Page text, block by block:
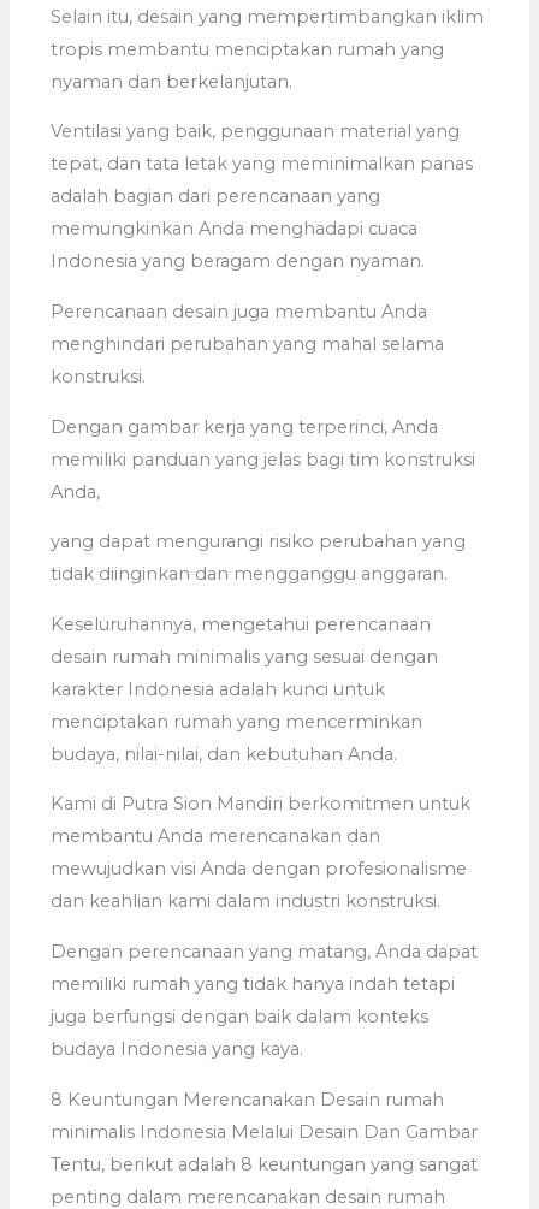
Selain itu, desain yang mempertimbangkan iklim
tropis membantu menciptakan rumah yang
nyaman dan berkelanjutan.
Ventilasi yang baik, penggunaan material yang
tepat, dan tata letak yang meminimalkan panas
adalah bagian dari perencanaan yang
memungkinkan Anda menghadapi cuaca
Indonesia yang beragam dengan nyaman.
Perencanaan desain juga membantu Anda
menghindari perubahan yang mahal selama
konstruksi.
Dengan gambar kerja yang terperinci, Anda
memiliki panduan yang jelas bagi tim konstruksi
Anda,
yang dapat mengurangi risiko perubahan yang
tidak diinginkan dan mengganggu anggaran.
Keseluruhannya, mengetahui perencanaan
desain rumah minimalis yang sesuai dengan
karakter Indonesia adalah kunci untuk
menciptakan rumah yang mencerminkan
budaya, nilai-nilai, dan kebutuhan Anda.
Kami di Putra Sion Mandiri berkomitmen untuk
membantu Anda merencanakan dan
mewujudkan visi Anda dengan profesionalisme
dan keahlian kami dalam industri konstruksi.
Dengan perencanaan yang matang, Anda dapat
memiliki rumah yang tidak hanya indah tetapi
juga berfungsi dengan baik dalam konteks
budaya Indonesia yang kaya.
8 Keuntungan Merencanakan Desain rumah
minimalis Indonesia Melalui Desain Dan Gambar
Tentu, berikut adalah 8 keuntungan yang sangat
penting dalam merencanakan desain rumah